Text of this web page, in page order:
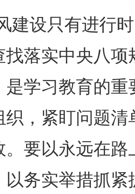
设只有进行时
找落实中央八
是学习教育的
织，紧盯问题
。要以永远在
以务实举措抓